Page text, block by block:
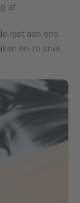
af
rest aan ons
en zo snel